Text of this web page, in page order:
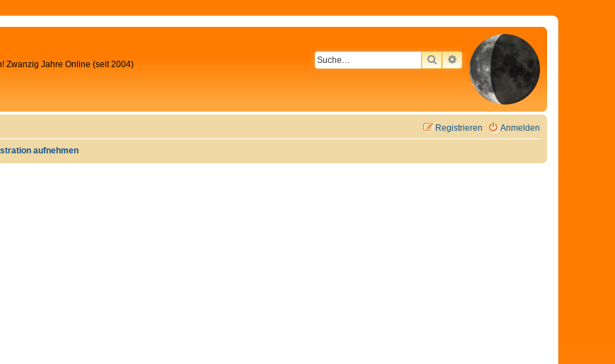
Zwanzig Jahre Online (seit 2004) SUCHEERWEITERTE SUCHE
Anmelden
Registrieren
aufnehmen